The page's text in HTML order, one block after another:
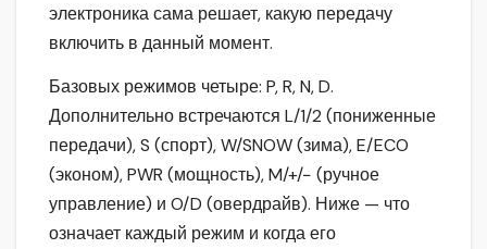
электроника сама решает, какую передачу
включить в данный момент.
Базовых режимов четыре: P, R, N, D.
Дополнительно встречаются L/1/2 (пониженные
передачи), S (спорт), W/SNOW (зима), E/ECO
(эконом), PWR (мощность), M/+/− (ручное
управление) и O/D (овердрайв). Ниже — что
означает каждый режим и когда его